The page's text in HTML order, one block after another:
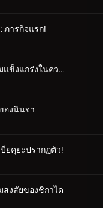
ภารกิจแรก!
ตอนที่ 41 ความแข็งแกร่งในความสามัคคี
องนินจา
ยคุยะปรากฏตัว!
สงสัยของชิกาได